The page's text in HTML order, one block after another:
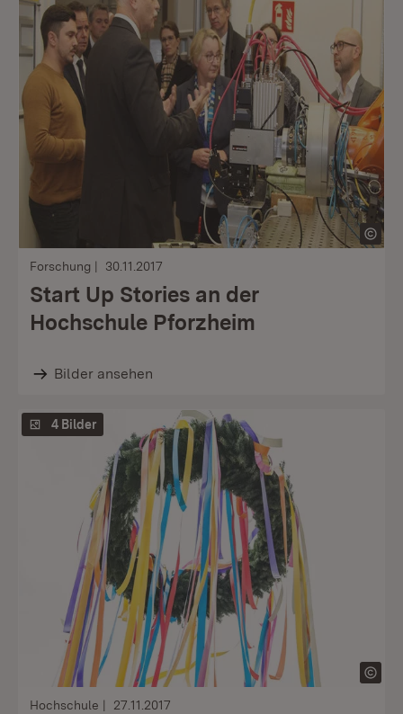
Forschung 30.11.2017
Start Up Stories an der
Hochschule Pforzheim
Bilder ansehen
4 Bilder
Hochschule 27.11.2017